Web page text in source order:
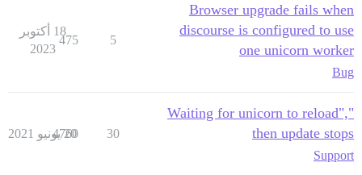
Browser upgrade fails when
discourse is configured to use
one unicorn worker
Bug
5
475
18 أكتوبر
2023
"Waiting for unicorn to reload",
then update stops
Support
30
4760
20 يونيو 2021